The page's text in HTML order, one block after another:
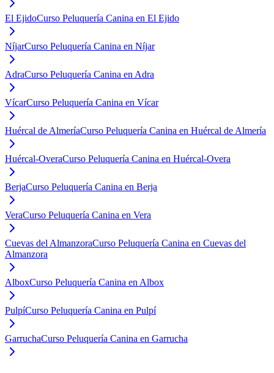
El EjidoCurso Peluquería Canina en El Ejido
NíjarCurso Peluquería Canina en Níjar
AdraCurso Peluquería Canina en Adra
VícarCurso Peluquería Canina en Vícar
Huércal de AlmeríaCurso Peluquería Canina en Huércal de Almería
Huércal-OveraCurso Peluquería Canina en Huércal-Overa
BerjaCurso Peluquería Canina en Berja
VeraCurso Peluquería Canina en Vera
Cuevas del AlmanzoraCurso Peluquería Canina en Cuevas del
Almanzora
AlboxCurso Peluquería Canina en Albox
PulpíCurso Peluquería Canina en Pulpí
GarruchaCurso Peluquería Canina en Garrucha